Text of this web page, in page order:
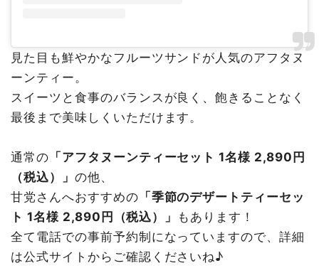
見た目も鮮やかなフルーツサンドが人気のアフタヌ
ーンティー。
スイーツと食事のバランスが良く、飽きることなく
最後まで美味しくいただけます。
通常の 「アフタヌーンティーセット 1名様 2,890円
（税込）」 の他、
甘党さんへおすすめの 「季節のデザートティーセッ
ト 1名様 2,890円（税込）」
もあります！
全て電話での事前予約制になっていますので、詳細
は公式サイトからご確認くださいね♪